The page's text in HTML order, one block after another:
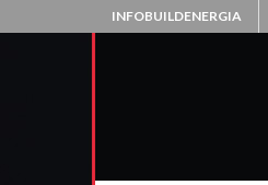
INFOBUILDENERGIA